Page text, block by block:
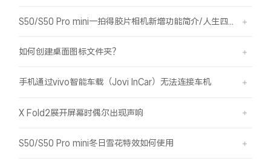
如何创建桌面图标文件夹？
手机通过vivo智能车载（Jovi InCar）无法连接车机
X Fold2展开屏幕时偶尔出现声响
S50/S50 Pro mini冬日雪花特效如何使用